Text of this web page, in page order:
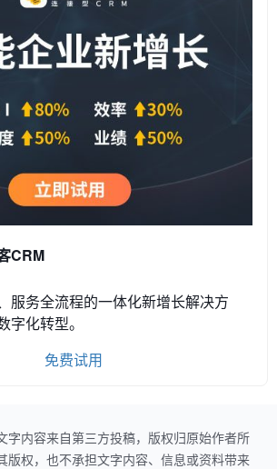
CRM
服务全流程的一体化新增长解决方
字化转型。
免费试用
字内容来自第三方投稿，版权归原始作者所
版权，也不承担文字内容、信息或资料带来